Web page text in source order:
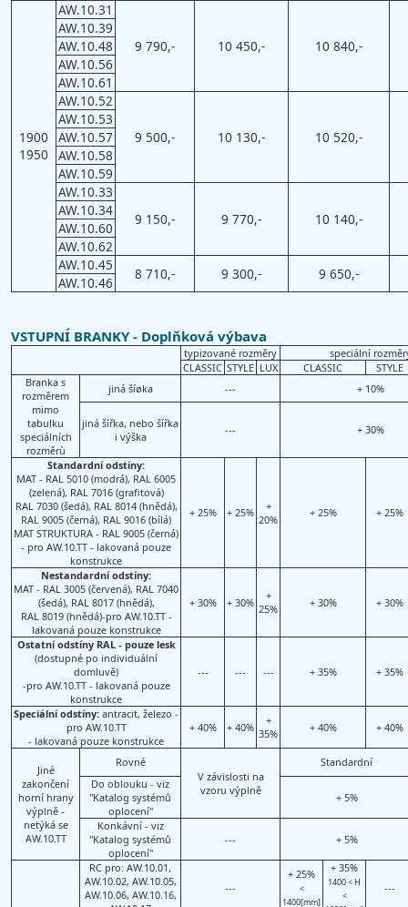
1900
1950
AW.10.31
9 790,- 10 450,- 10 840,-
AW.10.39
AW.10.48
AW.10.56
AW.10.61
AW.10.52
9 500,- 10 130,- 10 520,-
AW.10.53
AW.10.57
AW.10.58
AW.10.59
AW.10.33
9 150,-
9 770,- 10 140,-
AW.10.34
AW.10.60
AW.10.62
AW.10.45
8 710,- 9 300,- 9 650,-
AW.10.46
VSTUPNÍ BRANKY - Doplňková výbava
typizované rozměry
speciální
CLASSIC STYLE LUX CLASSIC
STYLE
Branka s
rozměrem
mimo
tabulku
speciálních
rozměrù
jiná šíøka --- + 10%
jiná šířka, nebo šířka
i výška
--- + 30%
Standardní odstíny:
MAT - RAL 5010 (modrá), RAL 6005
(zelená), RAL 7016 (grafitová)
RAL 7030 (šedá), RAL 8014 (hnědá),
RAL 9005 (černá), RAL 9016 (bílá)
MAT STRUKTURA - RAL 9005 (černá)
- pro AW.10.TT - lakovaná pouze
konstrukce
+ 25% + 25%
+
20%
+ 25% + 25%
Nestandardní odstíny:
MAT - RAL 3005 (červená), RAL 7040
(šedá), RAL 8017 (hnědá),
RAL 8019 (hnědá)-pro AW.10.TT -
lakovaná pouze konstrukce
+ 30% + 30%
+
25%
+ 30% + 30%
Ostatní odstíny RAL - pouze lesk
(dostupné po individuální
domluvě)
-pro AW.10.TT - lakovaná pouze
konstrukce
--- --- --- + 35% + 35%
Speciální odstíny: antracit, železo -
pro AW.10.TT
- lakovaná pouze konstrukce
+ 40% + 40%
+
35%
+ 40% + 40%
Jiné
zakončení
horní hrany
výplně -
netýká se
AW.10.TT
Rovné
V závislosti na
vzoru výplně
Standardní
Do oblouku - viz
"Katalog systémů
oplocení"
+ 5%
Konkávní - viz
"Katalog systémů
oplocení"
--- + 5%
RC pro: AW.10.01,
AW.10.02, AW.10.05,
AW.10.06, AW.10.16,
---
+ 25%
<
1400[mm]
+ 35%
1400 < H
<
---